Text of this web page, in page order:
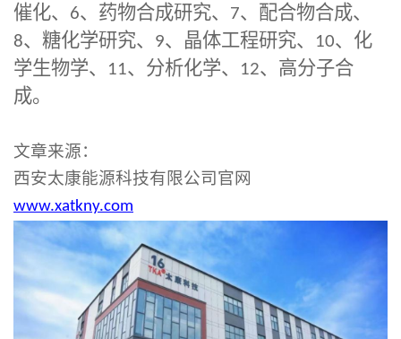
催化、 6、药物合成研究、 7、配合物合成、
8、糖化学研究、 9、晶体工程研究、 10、化
学生物学、 11、分析化学、 12、高分子合
成。
文章来源：
西安太康能源科技有限公司官网
www.xatkny.com